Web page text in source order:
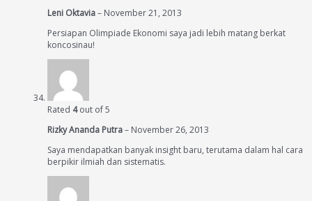
Leni Oktavia– November 21, 2013
Persiapan Olimpiade Ekonomi saya jadi lebih matang berkat
koncosinau!
Rated 4out of 5
Rizky Ananda Putra– November 26, 2013
Saya mendapatkan banyak insight baru, terutama dalam hal cara
berpikir ilmiah dan sistematis.